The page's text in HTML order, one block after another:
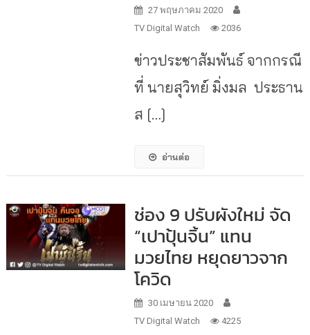
27 พฤษภาคม 2020
TV Digital Watch
2036
ข่าวประชาสัมพันธ์ จากกรณี
ที่ นายสุวิทย์ มิ่งมล ประธาน
ส […]
อ่านต่อ
ช่อง 9 ปรับผังใหม่ จัด
“เปาปุ้นจิ้น” แทน
มวยไทย หยุดยาวจาก
โควิด
30 เมษายน 2020
TV Digital Watch
4225